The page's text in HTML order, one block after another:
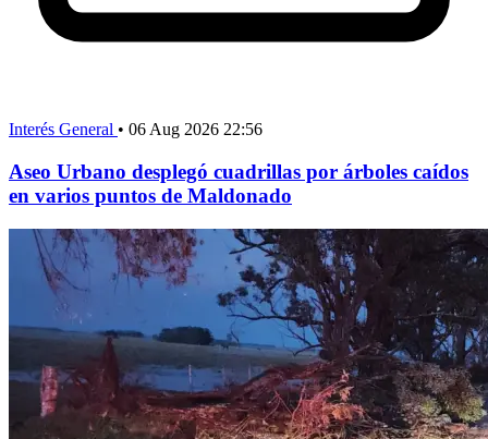
Interés General • 06 Aug 2026 22:56
Aseo Urbano desplegó cuadrillas por árboles caídos
en varios puntos de Maldonado